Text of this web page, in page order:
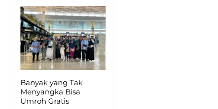
Banyak yang Tak
Menyangka Bisa
Umroh Gratis